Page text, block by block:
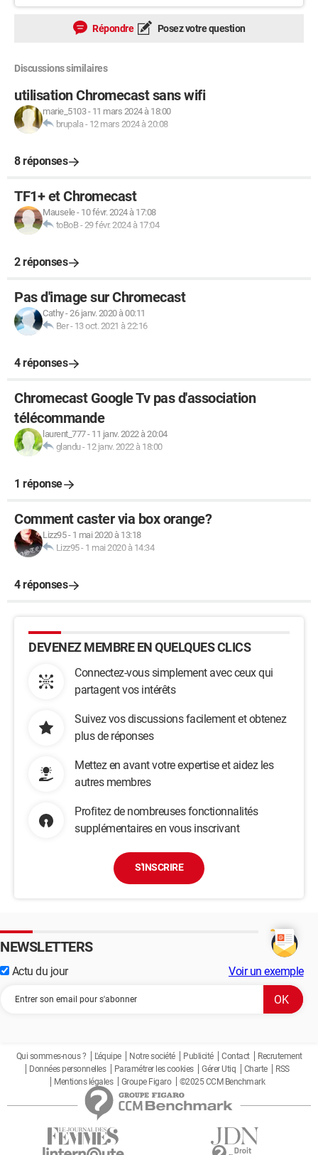
Répondre Posez votre question
Discussions similaires
utilisation Chromecast sans wifi
marie_5103- 11 mars 2024 à 18:00
brupala - 12 mars 2024 à 20:08
8 réponses
TF1+ et Chromecast
Mausele- 10 févr. 2024 à 17:08
toBoB-29 févr. 2024 à 17:04
2 réponses
Pas d'image sur Chromecast
Cathy-26 janv. 2020 à 00:11
Ber- 13 oct. 2021 à 22:16
4 réponses
Chromecast Google Tv pas d'association
télécommande
laurent_777- 11 janv. 2022 à 20:04
glandu- 12 janv. 2022 à 18:00
1 réponse
Comment caster via box orange?
Lizz95- 1 mai 2020 à 13:18
Lizz95- 1 mai 2020 à 14:34
4 réponses
DEVENEZ MEMBRE EN QUELQUES CLICS
Connectez-vous simplement avec ceux qui
partagent vos intérêts
Suivez vos discussions facilement et obtenez
plus de réponses
Mettez en avant votre expertise et aidez les
autres membres
Profitez de nombreuses fonctionnalités
supplémentaires en vous inscrivant
S'INSCRIRE
NEWSLETTERS
Actu du jour Voir un exemple
Qui sommes-nous ? L'équipe Notre société Publicité Contact
Recrutement
Données personnelles
Paramétrer les cookies Gérer Utiq Charte
RSS
Mentions légales
Groupe Figaro ©2025 CCM Benchmark